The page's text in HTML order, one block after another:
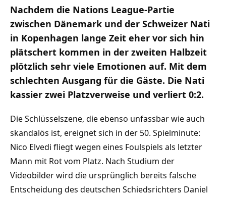
Nachdem die Nations League-Partie
zwischen Dänemark und der Schweizer Nati
in Kopenhagen lange Zeit eher vor sich hin
plätschert kommen in der zweiten Halbzeit
plötzlich sehr viele Emotionen auf. Mit dem
schlechten Ausgang für die Gäste. Die Nati
kassier zwei Platzverweise und verliert 0:2.
Die Schlüsselszene, die ebenso unfassbar wie auch
skandalös ist, ereignet sich in der 50. Spielminute:
Nico Elvedi fliegt wegen eines Foulspiels als letzter
Mann mit Rot vom Platz. Nach Studium der
Videobilder wird die ursprünglich bereits falsche
Entscheidung des deutschen Schiedsrichters Daniel